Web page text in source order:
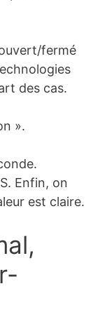
fermé
des cas.
».
Enfin, on
est claire.